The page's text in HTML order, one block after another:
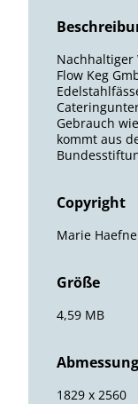
Nachhaltiger
Flow Keg
Gebrauch
kommt aus
Copyright
Marie
Größe
4,59 MB
1829 x 2560